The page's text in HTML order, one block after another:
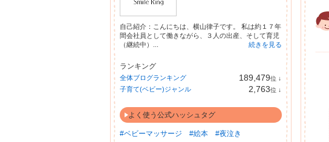
自己紹介：こんにちは、横山律子です。 私は約１７年
間会社員として働きながら、３人の出産、そして育児
（継続中）...
続きを見る
ランキング
全体ブログランキング 189,479位 ↓
ラ
ン
キ
ン
グ
下
降
子育て(ベビー)ジャンル 2,763位 ↓
ラ
ン
キ
ン
グ
下
よく使う公式ハッシュタグ
#ベビーマッサージ #絵本 #夜泣き